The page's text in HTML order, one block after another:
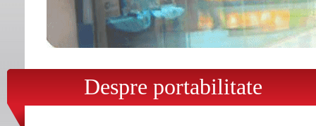
Despre portabilitate